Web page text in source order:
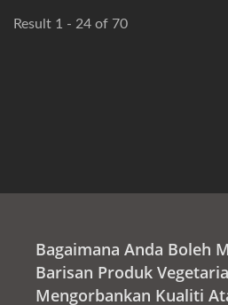
Result 1 - 24 of 70
Bagaimana Anda Boleh
Barisan Produk
Mengorbankan Kualiti